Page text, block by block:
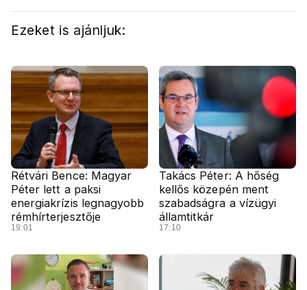
Ezeket is ajánljuk:
Rétvári Bence: Magyar
Péter lett a paksi
energiakrízis legnagyobb
rémhírterjesztője
19:01
Takács Péter: A hőség
kellős közepén ment
szabadságra a vízügyi
államtitkár
17:10